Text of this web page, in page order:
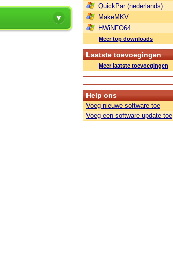
QuickPar (nederlands)
MakeMKV
HWiNFO64
Meer top downloads
Laatste toevoegingen
Meer laatste toevoegingen
Help ons
Voeg nieuwe software toe
Voeg een software update toe